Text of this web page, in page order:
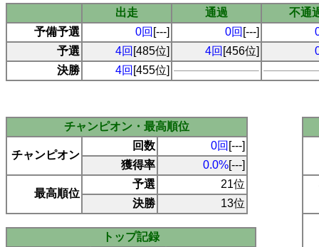
出走 通過
不通
予備予選
0回 [---] 0回 [---]
予選
4回 [485位] 4回 [456位]
決勝
4回 [455位]
チャンピオン・最高順位
チャンピオン
回数 0回 [---]
獲得率
0.0%[---]
最高順位
予選
21位
決勝
13位
トップ記録